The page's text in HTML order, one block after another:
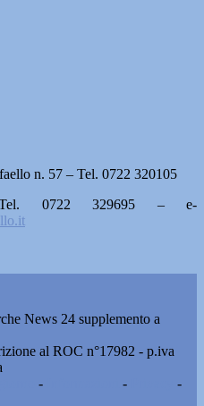
n. 57 – Tel. 0722 320105
Tel. 0722 329695 – e-
News 24 supplemento a
al ROC n°17982 - p.iva
- -
-